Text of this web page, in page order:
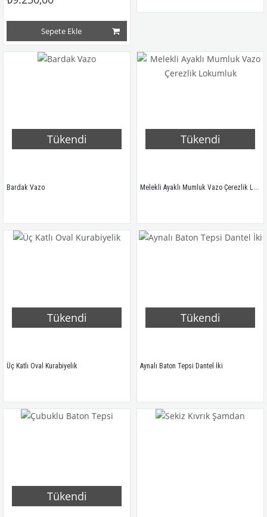
Sepete Ekle
Tükendi
Bardak Vazo
Tükendi
Melekli Ayaklı Mumluk Vazo Çerezlik Lokumluk
Tükendi
Üç Katlı Oval Kurabiyelik
Tükendi
Aynalı Baton Tepsi Dantel İki
Tükendi